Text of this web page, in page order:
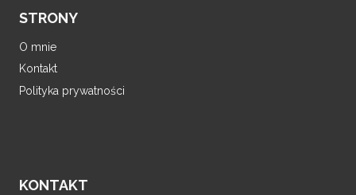
STRONY
O mnie
Kontakt
Polityka prywatności
KONTAKT